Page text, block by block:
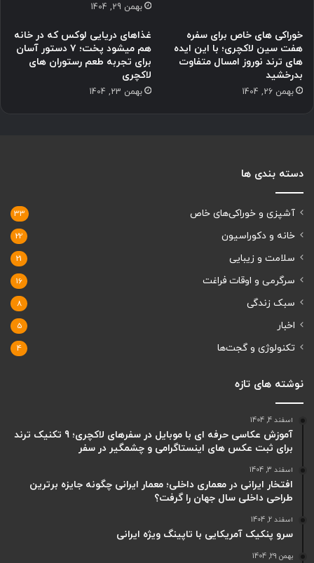
بهمن 29, 1404
خوراکی های خاص برای سفره
هفت سین لاکچری؛ با این ایده
های ترند نوروز امسال متفاوت
بدرخشید
بهمن 26, 1404
غذاهای دریایی لوکس که در خانه
هم میشود پخت؛ ۷ دستور آسان
برای تجربه طعم رستوران های
لاکچری
بهمن 23, 1404
دسته بندی ها
آشپزی و خوراکی‌های خاص 33
خانه و دکوراسیون 22
سلامت و زیبایی 21
سرگرمی و اوقات فراغت 16
سبک زندگی 8
اخبار 5
تکنولوژی و گجت‌ها 4
نوشته های تازه
اسفند 4, 1404
آموزش عکاسی حرفه ای با موبایل در سفرهای لاکچری؛ 9 تکنیک ترند
برای ثبت عکس های اینستاگرامی و چشمگیر در سفر
اسفند 3, 1404
افتخار ایرانی در معماری داخلی؛ معمار ایرانی چگونه جایزه برترین
طراحی داخلی سال جهان را گرفت؟
اسفند 2, 1404
سرو پنکیک آمریکایی با تاپینگ ویژه ایرانی
بهمن 29, 1404